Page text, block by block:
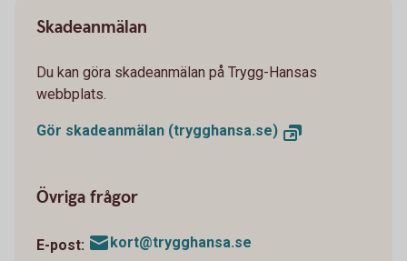
Skadeanmälan
Du kan göra skadeanmälan på Trygg-Hansas
webbplats.
Gör skadeanmälan (trygghansa.se)
Övriga frågor
E-post: kort@trygghansa.se